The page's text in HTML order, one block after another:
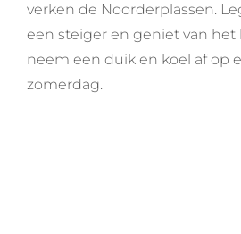
verken de Noorderplassen.
een steiger en geniet van het
neem een duik en koel af op
zomerdag.